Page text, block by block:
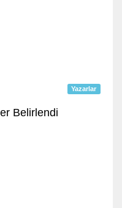
Yazarlar
Belirlendi